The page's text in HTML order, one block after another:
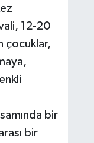
12-20
çocuklar,
bir
bir